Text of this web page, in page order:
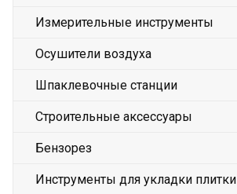
Измерительные инструменты
Осушители воздуха
Шпаклевочные станции
Строительные аксессуары
Бензорез
Инструменты для укладки плитки